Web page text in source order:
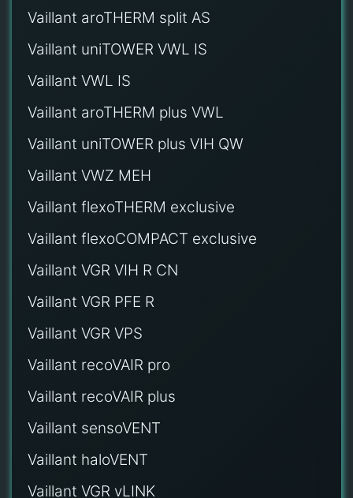
Vaillant aroTHERM split AS
Vaillant uniTOWER VWL IS
Vaillant VWL IS
Vaillant aroTHERM plus VWL
Vaillant uniTOWER plus VIH QW
Vaillant VWZ MEH
Vaillant flexoTHERM exclusive
Vaillant flexoCOMPACT exclusive
Vaillant VGR VIH R CN
Vaillant VGR PFE R
Vaillant VGR VPS
Vaillant recoVAIR pro
Vaillant recoVAIR plus
Vaillant sensoVENT
Vaillant haloVENT
Vaillant VGR vLINK